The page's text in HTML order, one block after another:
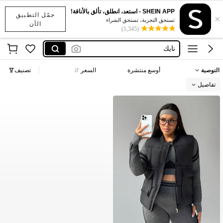
حمّل التطبيق
الآن
×
SHEIN APP - استعد، انطلق، تألق بالأناقة!
تستحق التجربة، تستحق الشراء
(1,345)
x sports
addidass
نايك
x sports
addidass
التوصية أوسع منتشرة السعر تصنيف
تفاصيل